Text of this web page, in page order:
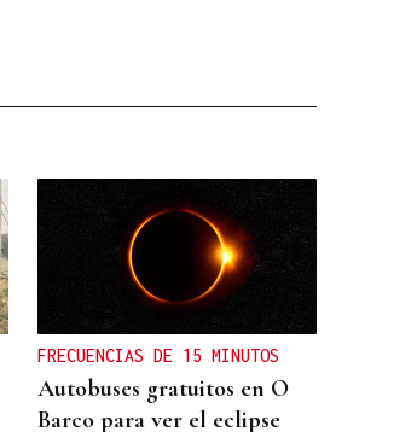
FRECUENCIAS DE 15 MINUTOS
Autobuses gratuitos en O
Barco para ver el eclipse